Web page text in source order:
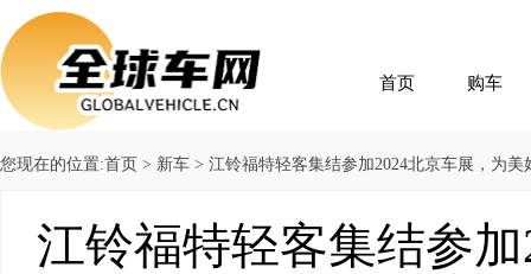
首页 购车
您现在的位置:首页 > 新车 > 江铃福特轻客集结参加2024北京车展，为美
江铃福特轻客集结参